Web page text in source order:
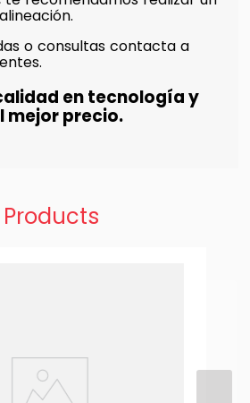
o consultas contacta a
en tecnología y
mejor precio.